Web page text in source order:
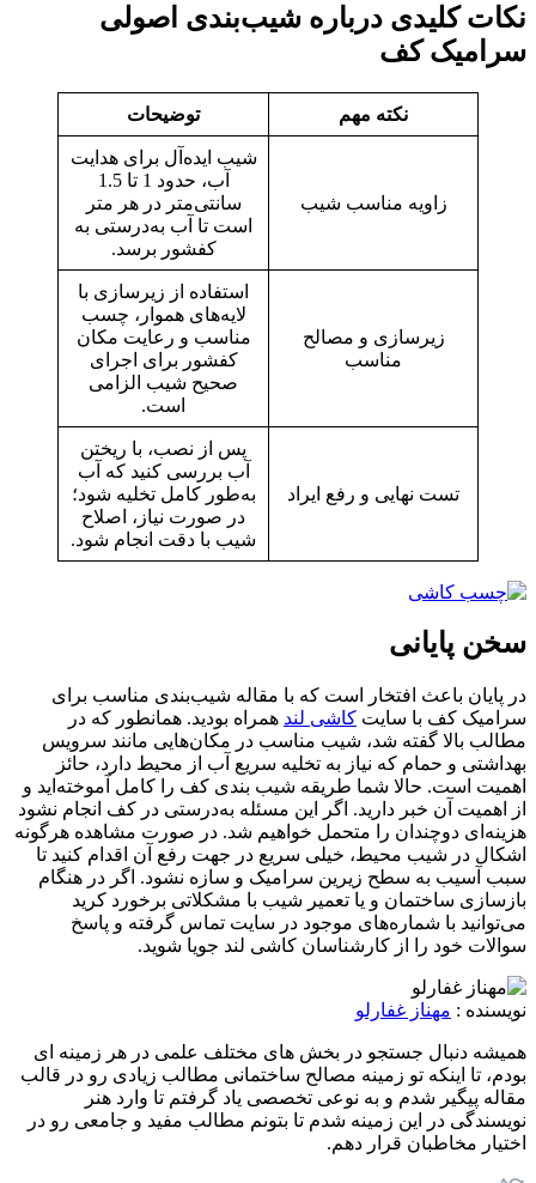
نکات کلیدی درباره شیب‌بندی اصولی
سرامیک کف
نکته مهم توضیحات
زاویه مناسب شیب
شیب ایده‌آل برای هدایت
آب، حدود 1 تا 1.5
سانتی‌متر در هر متر
است تا آب به‌درستی به
کفشور برسد.
زیرسازی و مصالح
مناسب
استفاده از زیرسازی با
لایه‌های هموار، چسب
مناسب و رعایت مکان
کفشور برای اجرای
صحیح شیب الزامی
است.
تست نهایی و رفع ایراد
پس از نصب، با ریختن
آب بررسی کنید که آب
به‌طور کامل تخلیه شود؛
در صورت نیاز، اصلاح
شیب با دقت انجام شود.
سخن پایانی
در پایان باعث افتخار است که با مقاله شیب‌بندی مناسب برای
سرامیک کف با سایت کاشی لند همراه بودید. همانطور که در
مطالب بالا گفته شد، شیب مناسب در مکان‌هایی مانند سرویس
بهداشتی و حمام که نیاز به تخلیه سریع آب از محیط دارد، حائز
اهمیت است. حالا شما طریقه شیب بندی کف را کامل آموخته‌اید و
از اهمیت آن خبر دارید. اگر این مسئله به‌درستی در کف انجام نشود
هزینه‌ای دوچندان را متحمل خواهیم شد. در صورت مشاهده هرگونه
اشکال در شیب محیط، خیلی سریع در جهت رفع آن اقدام کنید تا
سبب آسیب به سطح زیرین سرامیک و سازه نشود. اگر در هنگام
بازسازی ساختمان و یا تعمیر شیب با مشکلاتی برخورد کرید
می‌توانید با شماره‌های موجود در سایت تماس گرفته و پاسخ
سوالات خود را از کارشناسان کاشی لند جویا شوید.
نویسنده : مهناز غفارلو
همیشه دنبال جستجو در بخش های مختلف علمی در هر زمینه ای
بودم، تا اینکه تو زمینه مصالح ساختمانی مطالب زیادی رو در قالب
مقاله پیگیر شدم و به نوعی تخصصی یاد گرفتم تا وارد هنر
نویسندگی در این زمینه شدم تا بتونم مطالب مفید و جامعی رو در
اختیار مخاطبان قرار دهم.